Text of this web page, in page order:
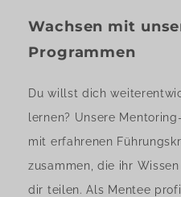
Wachsen mit
Programmen
Du willst dich
lernen? Unsere
mit erfahrenen
zusammen, die ihr
dir teilen. Als Mentee